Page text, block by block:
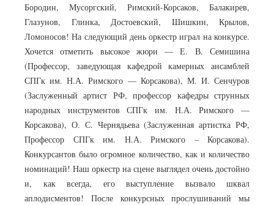
Бородин, Мусоргский, Римский-Корсаков, Балакирев,
Глазунов, Глинка, Достоевский, Шишкин, Крылов,
Ломоносов! На следующий день оркестр играл на конкурсе.
Хочется отметить высокое жюри — Е. В. Семишина
(Профессор, заведующая кафедрой камерных ансамблей
СПГк им. Н.А. Римского — Корсакова), М. И. Сенчуров
(Заслуженный артист РФ, профессор кафедры струнных
народных инструментов СПГк им. Н.А. Римского —
Корсакова), О. С. Чернядьева (Заслуженная артистка РФ,
Профессор СПГк им. Н.А. Римского – Корсакова).
Конкурсантов было огромное количество, как и количество
номинаций! Наш оркестр на сцене выглядел очень достойно
и, как всегда, его выступление вызвало шквал
аплодисментов! После конкурсных прослушиваний мы